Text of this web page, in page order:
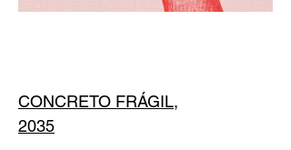
CONCRETO FRÁGIL,
2035